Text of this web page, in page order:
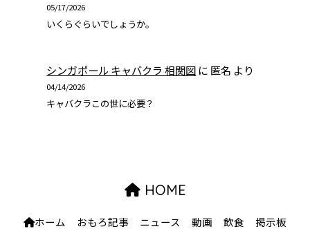
05/17/2026
いくらぐらいでしょうか。
シンガポール キャバクラ 相関図 に 匿名 より
04/14/2026
キャバクラこの世に必要？
HOME
ホーム おもろ記事 ニュース 動画 飲食 掲示板